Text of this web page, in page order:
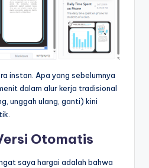
instan. Apa yang sebelumnya
dalam alur kerja tradisional
unggah ulang, ganti) kini
Otomatis
saya hargai adalah bahwa